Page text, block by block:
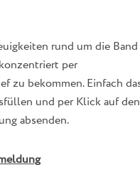
rund um die Band
per
zu bekommen. Einfach
und per Klick auf den
absenden.